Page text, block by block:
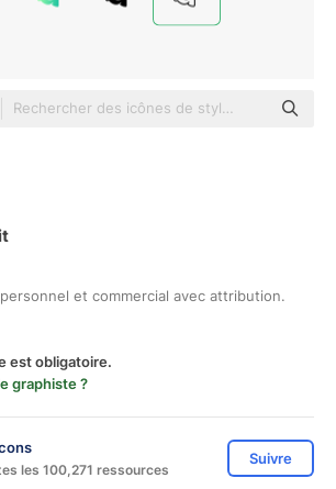
Outline
et commercial avec attribution.
est obligatoire.
graphiste ?
les 100,271 ressources
Suivre